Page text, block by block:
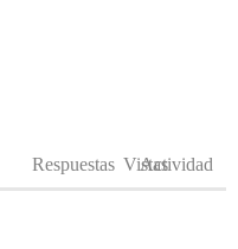
Respuestas Vistas
Actividad